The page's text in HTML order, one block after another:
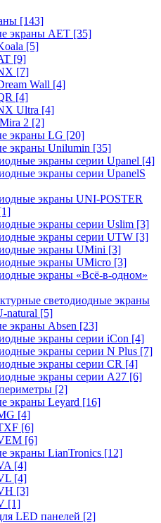
[143]
экраны AET [35]
[5]
[9]
[7]
Wall [4]
[4]
Ultra [4]
2 [2]
экраны LG [20]
экраны Unilumin [35]
экраны серии Upanel [4]
экраны серии UpanelS
экраны UNI-POSTER
экраны серии Uslim [3]
экраны серии UTW [3]
экраны UMini [3]
экраны UMicro [3]
экраны «Всё-в-одном»
светодиодные экраны
natural [5]
экраны Absen [23]
экраны серии iCon [4]
экраны серии N Plus [7]
экраны серии CR [4]
экраны серии А27 [6]
[2]
экраны Leyard [16]
[4]
[6]
[6]
экраны LianTronics [12]
[4]
[4]
[3]
[1]
LED панелей [2]